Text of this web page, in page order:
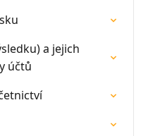
a jejich
účtů